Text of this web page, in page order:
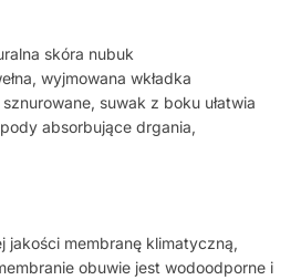
skóra nubuk
wyjmowana wkładka
sznurowane, suwak z boku ułatwia
absorbujące drgania,
jakości membranę klimatyczną,
obuwie jest wodoodporne i